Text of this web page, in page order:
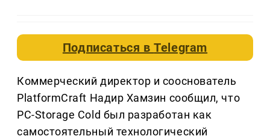
Подписаться вTelegram
Коммерческий директор и сооснователь
PlatformCraft Надир Хамзин сообщил, что
PC-Storage Cold был разработан как
самостоятельный технологический